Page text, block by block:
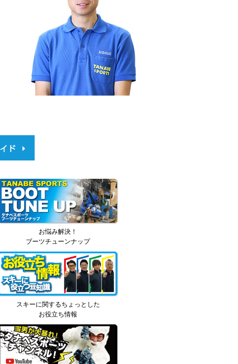
お悩み解決！
ブーツチューンナップ
スキーに関するちょっとした
お役立ち情報